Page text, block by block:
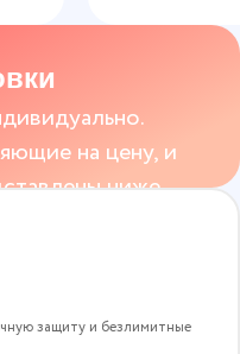
на цену, и
ниже.
защиту и безлимитные